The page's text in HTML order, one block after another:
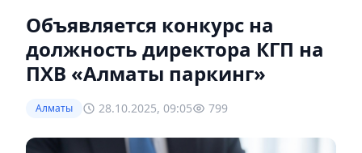
Объявляется конкурс на
должность директора КГП на
ПХВ «Алматы паркинг»
Алматы 28.10.2025, 09:05 799